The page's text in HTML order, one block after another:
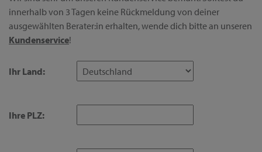
innerhalb von 3 Tagen keine Rückmeldung von deiner
ausgewählten Berater:in erhalten, wende dich bitte an unseren
Kundenservice!
Ihr Land:
Ihre PLZ: